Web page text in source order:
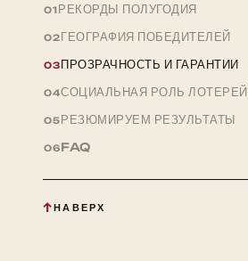
РЕКОРДЫ ПОЛУГОДИЯ
ГЕОГРАФИЯ ПОБЕДИТЕЛЕЙ
ПРОЗРАЧНОСТЬ И ГАРАНТИИ
СОЦИАЛЬНАЯ РОЛЬ ЛОТЕРЕЙ
РЕЗЮМИРУЕМ РЕЗУЛЬТАТЫ
FAQ
НАВЕРХ